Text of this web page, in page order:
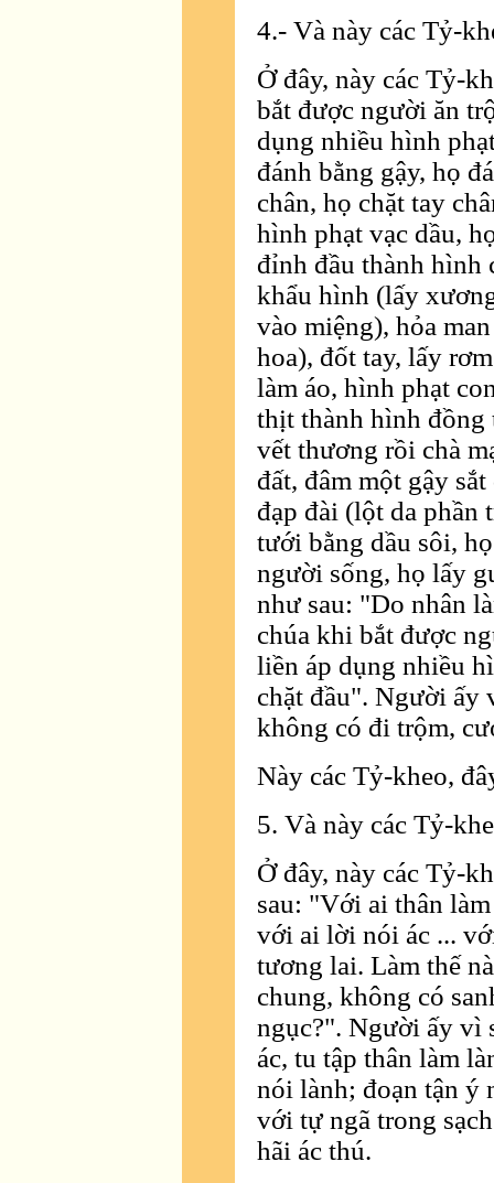
4.- Và này các Tỷ-
Ở đây, này các Tỷ-
bắt được người ăn
dụng nhiều hình
đánh bằng gậy, họ
chân, họ chặt tay
hình phạt vạc dầu,
đỉnh đầu thành hình
khẩu hình (lấy
vào miệng), hỏa
hoa), đốt tay, lấy
làm áo, hình phạt
thịt thành hình đồng
vết thương rồi chà
đất, đâm một gậy
đạp đài (lột da phần
tưới bằng dầu sôi,
người sống, họ lấy
như sau: "Do nhân
chúa khi bắt được
liền áp dụng nhiều
chặt đầu". Người ấy
không có đi trộm,
Này các Tỷ-kheo,
5. Và này các Tỷ-
Ở đây, này các Tỷ-
sau: "Với ai thân
với ai lời nói ác ...
tương lai. Làm thế
chung, không có
ngục?". Người ấy vì
ác, tu tập thân làm
nói lành; đoạn tận ý
với tự ngã trong
hãi ác thú.